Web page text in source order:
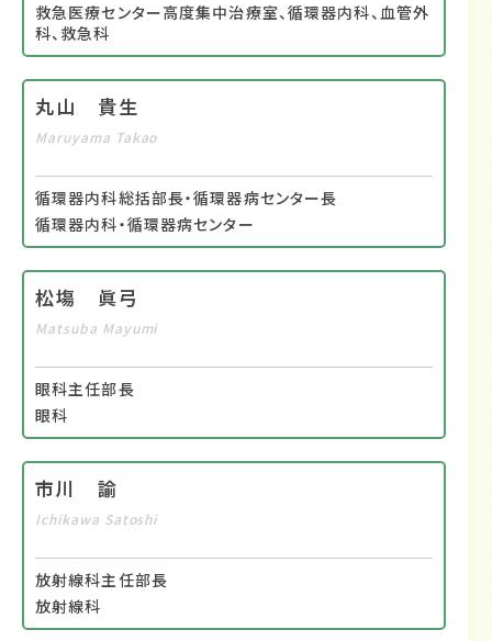
救急医療センター高度集中治療室、循環器内科、血管外
科、救急科
丸山 貴生
Maruyama Takao
循環器内科総括部長・循環器病センター長
循環器内科・循環器病センター
松塲 眞弓
Matsuba Mayumi
眼科主任部長
眼科
市川 諭
Ichikawa Satoshi
放射線科主任部長
放射線科